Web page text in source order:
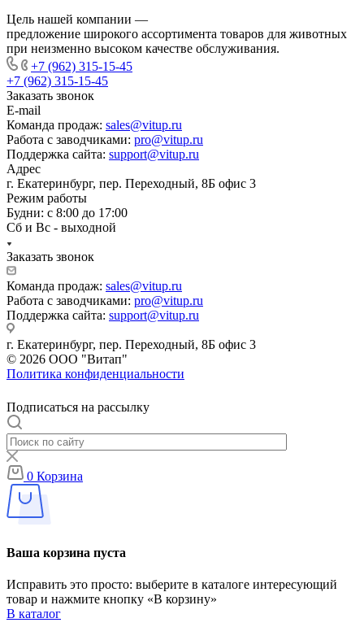
Цель нашей компании —
предложение широкого ассортимента товаров для животных
при неизменно высоком качестве обслуживания.
+7 (962) 315-15-45
+7 (962) 315-15-45
Заказать звонок
E-mail
Команда продаж: sales@vitup.ru
Работа с заводчиками: pro@vitup.ru
Поддержка сайта: support@vitup.ru
Адрес
г. Екатеринбург, пер. Переходный, 8Б офис 3
Режим работы
Будни: с 8:00 до 17:00
Сб и Вс - выходной
Заказать звонок
Команда продаж: sales@vitup.ru
Работа с заводчиками: pro@vitup.ru
Поддержка сайта: support@vitup.ru
г. Екатеринбург, пер. Переходный, 8Б офис 3
© 2026 ООО "Витап"
Политика конфиденциальности
Подписаться на рассылку
0 Корзина
Ваша корзина пуста
Исправить это просто: выберите в каталоге интересующий
товар и нажмите кнопку «В корзину»
В каталог